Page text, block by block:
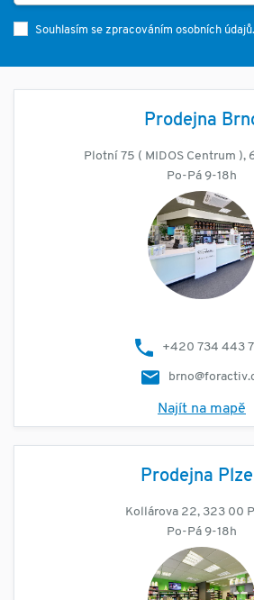
Souhlasím se zpracováním osobních údajů.
Prodejna
Plotní 75 ( MIDOS Centrum ),
Po-Pá 9-18h
+420 734 443
Najít na mapě
Prodejna
Kollárova 22, 323 00
Po-Pá 9-18h